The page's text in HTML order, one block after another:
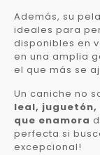
Además, su
ideales para
disponibles en
en una amplia
el que más se
Un caniche no
leal,
que enamora
perfecta si
excepcional!